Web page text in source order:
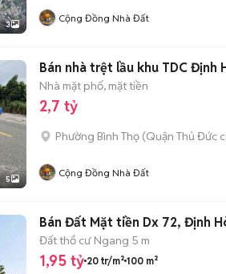
3 Cộng Đồng Nhà Đất
5
Bán nhà trệt lầu khu TDC Định
Nhà mặt phố, mặt tiền
2,7 tỷ
Phường Bình Thọ (Quận Thủ Đức
Cộng Đồng Nhà Đất
Bán Đất Mặt tiền Dx 72, Định
Đất thổ cư Ngang 5 m
1,95 tỷ 20 tr/m² 100 m²